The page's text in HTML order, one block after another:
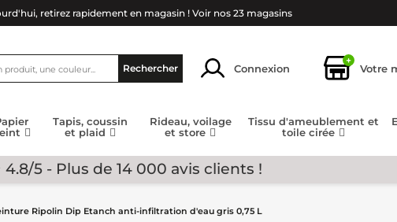
retirez rapidement en magasin !Voir nos 23 magasins
Rechercher Connexion
+
Votre
Tapis, coussin
et plaid
Rideau, voilage
et store
Tissu d'ameublement et
toile cirée
4.8/5 - Plus de 14 000 avis clients !
Ripolin Dip Etanch anti-infiltration d'eau gris 0,75 L